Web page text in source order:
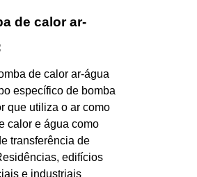
de calor ar-
de calor ar-água
específico de bomba
que utiliza o ar como
calor e água como
transferência de
edifícios
e industriais